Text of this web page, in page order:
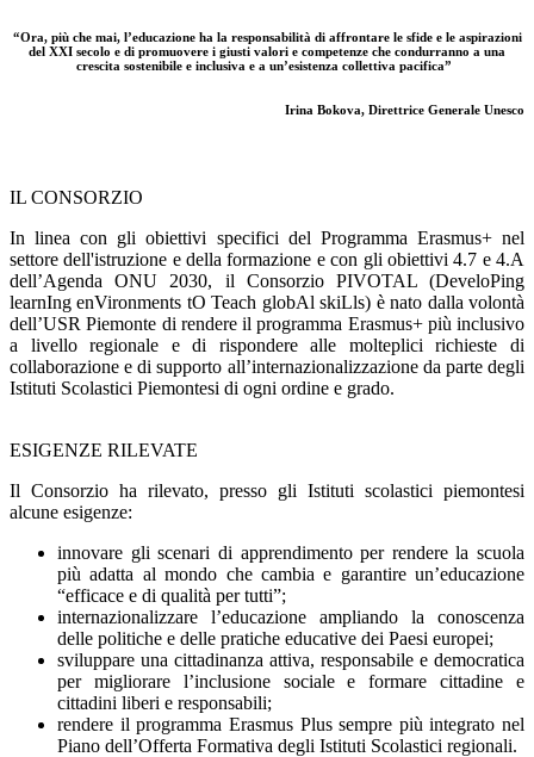
“Ora, più che mai, l’educazione ha la responsabilità di affrontare le sfide e le aspirazioni
del XXI secolo e di promuovere i giusti valori e competenze che condurranno a una
crescita sostenibile e inclusiva e a un’esistenza collettiva pacifica”
Irina Bokova, Direttrice Generale Unesco
IL CONSORZIO
In linea con gli obiettivi specifici del Programma Erasmus+ nel
settore dell'istruzione e della formazione e con gli obiettivi 4.7 e 4.A
dell’Agenda ONU 2030, il Consorzio PIVOTAL (DeveloPing
learnIng enVironments tO Teach globAl skiLls) è nato dalla volontà
dell’USR Piemonte di rendere il programma Erasmus+ più inclusivo
a livello regionale e di rispondere alle molteplici richieste di
collaborazione e di supporto all’internazionalizzazione da parte degli
Istituti Scolastici Piemontesi di ogni ordine e grado.
ESIGENZE RILEVATE
Il Consorzio ha rilevato, presso gli Istituti scolastici piemontesi
alcune esigenze:
innovare gli scenari di apprendimento per rendere la scuola
più adatta al mondo che cambia e garantire un’educazione
“efficace e di qualità per tutti”;
internazionalizzare l’educazione ampliando la conoscenza
delle politiche e delle pratiche educative dei Paesi europei;
sviluppare una cittadinanza attiva, responsabile e democratica
per migliorare l’inclusione sociale e formare cittadine e
cittadini liberi e responsabili;
rendere il programma Erasmus Plus sempre più integrato nel
Piano dell’Offerta Formativa degli Istituti Scolastici regionali.